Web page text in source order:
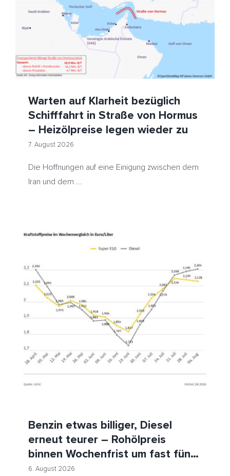
Warten auf Klarheit bezüglich Schifffahrt in Straße von
Hormus – Heizölpreise legen wieder zu
HeizölNews Iran USA
Warten auf Klarheit bezüglich
Schifffahrt in Straße von Hormus
– Heizölpreise legen wieder zu
7. August 2026
Die Hoffnungen auf eine Einigung zwischen dem
Iran und dem ...
Benzin etwas billiger, Diesel erneut teurer – Rohölpreis
binnen Wochenfrist um fast fünf US-Dollar gesunken –
ADAC sieht weiterhin erhebliches Potenzial für
Preissenkungen
HeizölNews
Benzin etwas billiger, Diesel
erneut teurer – Rohölpreis
binnen Wochenfrist um fast fünf
US-Dollar gesunken – ADAC sieht
6. August 2026